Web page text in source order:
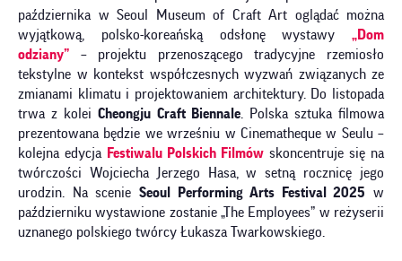
października w Seoul Museum of Craft Art oglądać można
wyjątkową, polsko-koreańską odsłonę wystawy „Dom
odziany” – projektu przenoszącego tradycyjne rzemiosło
tekstylne w kontekst współczesnych wyzwań związanych ze
zmianami klimatu i projektowaniem architektury. Do listopada
trwa z koleiCheongju Craft Biennale. Polska sztuka filmowa
prezentowana będzie we wrześniu w Cinematheque w Seulu –
kolejna edycja Festiwalu Polskich Filmów skoncentruje się na
twórczości Wojciecha Jerzego Hasa, w setną rocznicę jego
urodzin. Na scenie Seoul Performing Arts Festival 2025 w
październiku wystawione zostanie „The Employees” w reżyserii
uznanego polskiego twórcy Łukasza Twarkowskiego.